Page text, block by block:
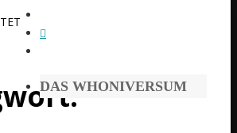
DAS WHONIVERSUM